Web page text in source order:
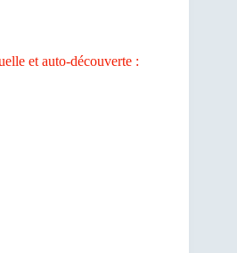
et auto-découverte :